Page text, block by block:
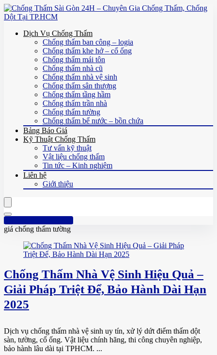
Dịch Vụ Chống Thấm
Chống thấm ban công – logia
Chống thấm khe hở – cổ ống
Chống thấm mái tôn
Chống thấm nhà cũ
Chống thấm nhà vệ sinh
Chống thấm sân thượng
Chống thấm tầng hầm
Chống thấm trần nhà
Chống thấm tường
Chống thấm bể nước – bồn chứa
Bảng Báo Giá
Kỹ Thuật Chống Thấm
Tư vấn kỹ thuật
Vật liệu chống thấm
Tin tức – Kinh nghiệm
Liên hệ
Giới thiệu
Hotline: 0961 894 472
giá chống thấm tường
Chống Thấm Nhà Vệ Sinh Hiệu Quả –
Giải Pháp Triệt Để, Bảo Hành Dài Hạn
2025
Dịch vụ chống thấm nhà vệ sinh uy tín, xử lý dứt điểm thấm dột
sàn, tường, cổ ống. Vật liệu chính hãng, thi công chuyên nghiệp,
bảo hành lâu dài tại TPHCM. ...